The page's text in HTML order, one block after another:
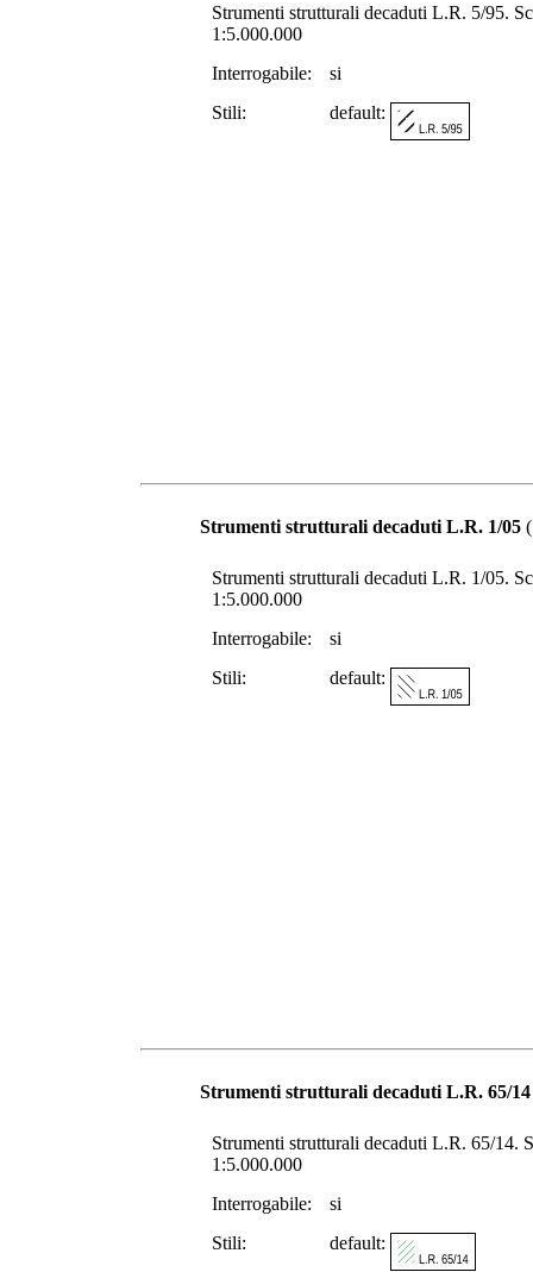
Strumenti strutturali decaduti L.R. 5/95.
1:5.000.000
Interrogabile:
si
Stili:
default:
Strumenti strutturali decaduti L.R. 1/05
Strumenti strutturali decaduti L.R. 1/05.
1:5.000.000
Interrogabile:
si
Stili:
default:
Strumenti strutturali decaduti L.R. 65/14
Strumenti strutturali decaduti L.R. 65/14.
1:5.000.000
Interrogabile:
si
Stili:
default: